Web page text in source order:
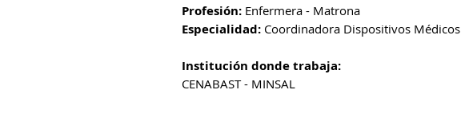
Profesión: Enfermera - Matrona
Especialidad: Coordinadora Dispositivos Médicos
Institución donde trabaja:
CENABAST - MINSAL